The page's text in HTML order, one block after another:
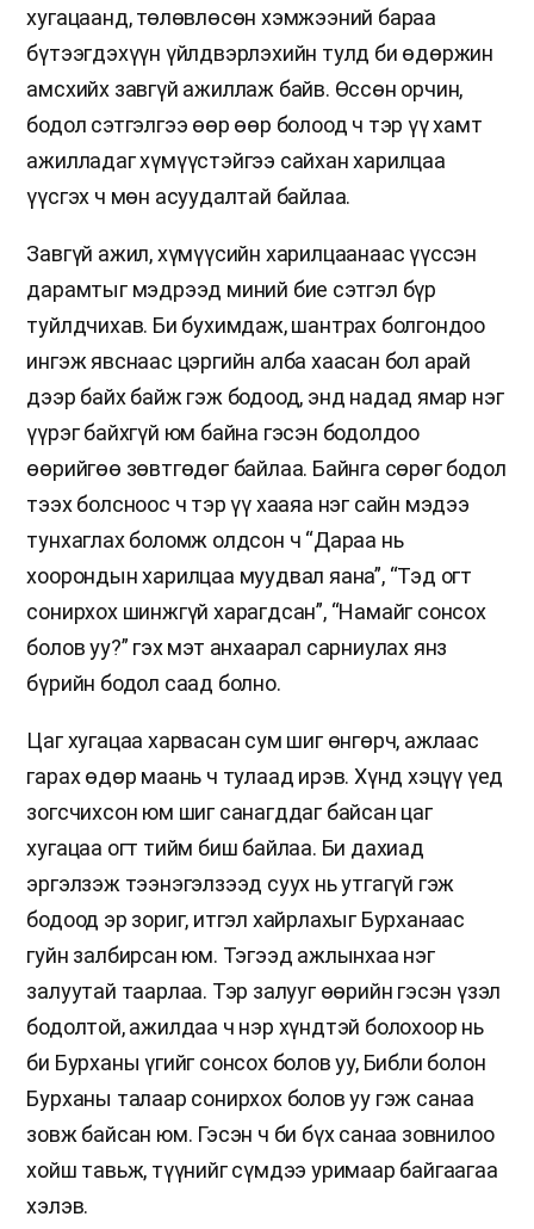
хугацаанд, төлөвлөсөн хэмжээний бараа
бүтээгдэхүүн үйлдвэрлэхийн тулд би өдөржин
амсхийх завгүй ажиллаж байв. Өссөн орчин,
бодол сэтгэлгээ өөр өөр болоод ч тэр үү хамт
ажилладаг хүмүүстэйгээ сайхан харилцаа
үүсгэх ч мөн асуудалтай байлаа.
Завгүй ажил, хүмүүсийн харилцаанаас үүссэн
дарамтыг мэдрээд миний бие сэтгэл бүр
туйлдчихав. Би бухимдаж, шантрах болгондоо
ингэж явснаас цэргийн алба хаасан бол арай
дээр байх байж гэж бодоод, энд надад ямар нэг
үүрэг байхгүй юм байна гэсэн бодолдоо
өөрийгөө зөвтгөдөг байлаа. Байнга сөрөг бодол
тээх болсноос ч тэр үү хааяа нэг сайн мэдээ
тунхаглах боломж олдсон ч “Дараа нь
хоорондын харилцаа муудвал яана”, “Тэд огт
сонирхох шинжгүй харагдсан”, “Намайг сонсох
болов уу?” гэх мэт анхаарал сарниулах янз
бүрийн бодол саад болно.
Цаг хугацаа харвасан сум шиг өнгөрч, ажлаас
гарах өдөр маань ч тулаад ирэв. Хүнд хэцүү үед
зогсчихсон юм шиг санагддаг байсан цаг
хугацаа огт тийм биш байлаа. Би дахиад
эргэлзэж тээнэгэлзээд суух нь утгагүй гэж
бодоод эр зориг, итгэл хайрлахыг Бурханаас
гуйн залбирсан юм. Тэгээд ажлынхаа нэг
залуутай таарлаа. Тэр залууг өөрийн гэсэн үзэл
бодолтой, ажилдаа ч нэр хүндтэй болохоор нь
би Бурханы үгийг сонсох болов уу, Библи болон
Бурханы талаар сонирхох болов уу гэж санаа
зовж байсан юм. Гэсэн ч би бүх санаа зовнилоо
хойш тавьж, түүнийг сүмдээ уримаар байгаагаа
хэлэв.